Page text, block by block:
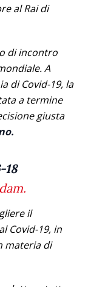
al Rai di
di incontro
A
di Covid-19, la
a termine
giusta
18
il
Covid-19, in
materia di